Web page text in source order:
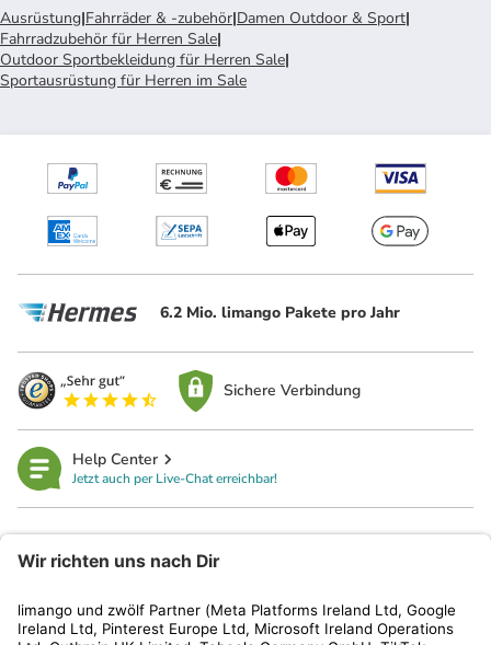
Ausrüstung|Fahrräder & -zubehör|Damen Outdoor & Sport|
Fahrradzubehör für Herren Sale|
Outdoor Sportbekleidung für Herren Sale|
Sportausrüstung für Herren im Sale
6.2 Mio. limango Pakete pro Jahr
Sichere Verbindung
Help Center
Jetzt auch per Live-Chat erreichbar!